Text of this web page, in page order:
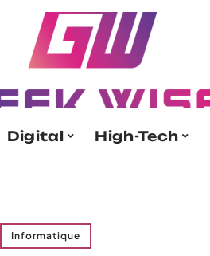
Digital High-Tech
Informatique